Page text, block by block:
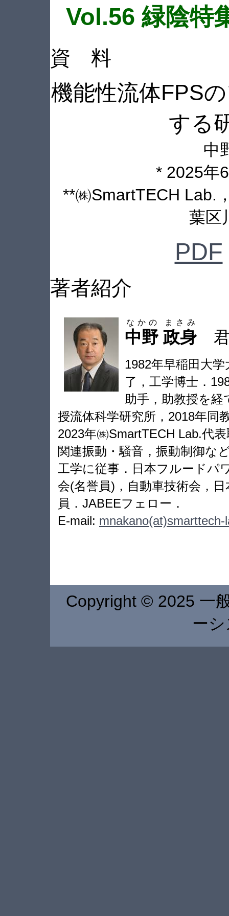
Vol.56 緑陰
資 料
機能性流体FPS
する
中
* 2025年
**㈱SmartTECH Lab.
葉区
PDF
著者紹介
中野
なかの
政身
まさみ
1982年早稲田大
了，工学博士．
助手，助教授を経
授流体科学研究所，2018年同
2023年㈱SmartTECH Lab.代
関連振動・騒音，振動制御な
工学に従事．日本フルードパ
会(名誉員)，自動車技術会，
員．JABEEフェロー．
E-mail: mnakano(at)smarttech-
Copyright © 2025 一
ー